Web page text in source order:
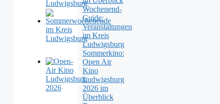
Wochenend-
Guide:
Veranstaltungen
im Kreis
Ludwigsburg
Sommerkino:
Open Air
Kino
Ludwigsburg
2026 im
Überblick